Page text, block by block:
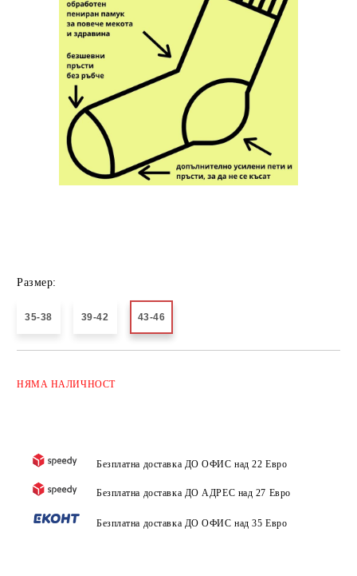
Размер:
35-38 39-42 43-46
НЯМА НАЛИЧНОСТ
Безплатна доставка ДО ОФИС над 22 Евро
Безплатна доставка ДО АДРЕС над 27 Евро
Безплатна доставка ДО ОФИС над 35 Евро